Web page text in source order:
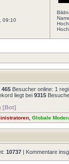
09:10
465 Besucher online: 1
liegt bei 9315
[Bot]
Globale
10737 | Kommentare